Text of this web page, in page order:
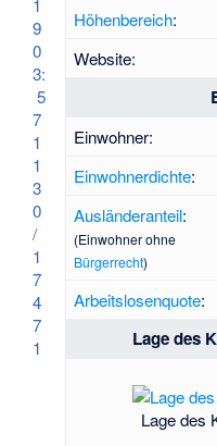
Höhenbereich:
Website:
Einwohner:
Einwohnerdichte:
Ausländeranteil:
(Einwohner ohne
Bürgerrecht)
Arbeitslosenquote:
Lage des
Lage des
1
9
0
3:
5
7
1
1
3
0
/
1
7
4
7
1